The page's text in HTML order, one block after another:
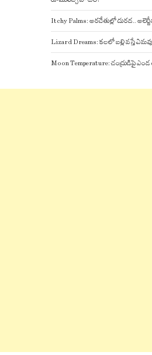
Itchy Palms: అరచేతుల్లో దురద..
Lizard Dreams: కలలో బల్లి వస్తే
Moon Temperature: చంద్రుడిపై